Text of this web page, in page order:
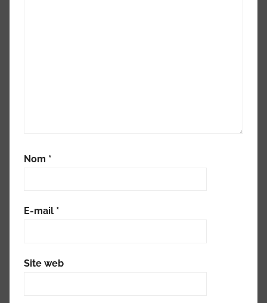
Nom *
E-mail *
Site web